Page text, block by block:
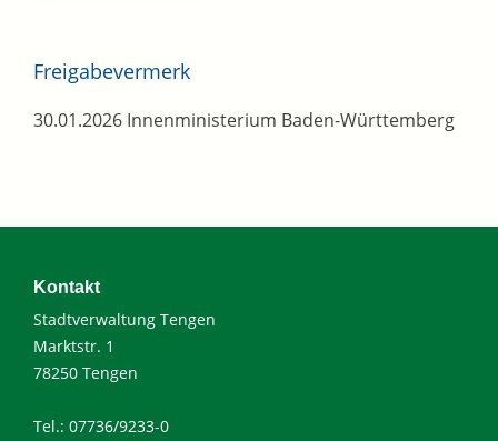
Freigabevermerk
30.01.2026 Innenministerium Baden-Württemberg
Kontakt
Stadtverwaltung Tengen
Marktstr. 1
78250 Tengen
Tel.: 07736/9233-0